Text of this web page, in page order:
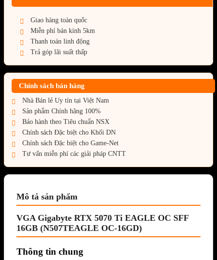
Giao hàng toàn quốc
Miễn phí bán kính 5km
Thanh toán linh động
Trả góp lãi suất thấp
Chính sách bán hàng
Nhà Bán lẻ Uy tín tại Việt Nam
Sản phẩm Chính hãng 100%
Bảo hành theo Tiêu chuẩn NSX
Chính sách Đặc biệt cho Khối DN
Chính sách Đặc biệt cho Game-Net
Tư vấn miễn phí các giải pháp CNTT
Mô tả sản phẩm
VGA Gigabyte RTX 5070 Ti EAGLE OC SFF
16GB (N507TEAGLE OC-16GD)
Thông tin chung